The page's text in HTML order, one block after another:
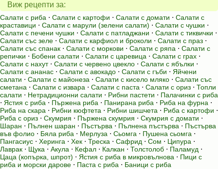
Виж рецепти за:
Салати с риба ⋅ Салати с картофи ⋅ Салати с домати ⋅ Салати с
краставици ⋅ Салати с марули (зелени салати) ⋅ Салати с чушки ⋅
Салати с печени чушки ⋅ Салати с патладжани ⋅ Салати с тиквички ⋅
Салати със зеле ⋅ Салати с карфиол и броколи ⋅ Салати с праз ⋅
Салати със спанак ⋅ Салати с моркови ⋅ Салати с ряпа ⋅ Салати с
репички ⋅ Бобени салати ⋅ Салати с царевица ⋅ Салати с грах ⋅
Салати с нахут⋅ Салати с червено цвекло ⋅ Салати с ябълки ⋅
Салати с ананас ⋅ Салати с авокадо ⋅ Салати с гъби ⋅ Яйчени
салати ⋅ Салати с майонеза ⋅ Салати с кисело мляко ⋅ Салати със
сметана ⋅ Салати с извара ⋅ Салати с паста ⋅ Салати с ориз ⋅ Топли
салати ⋅ Нетрадиционни салати ⋅ Рибни пастети ⋅ Палачинки с риба
⋅ Ястия с риба ⋅ Пържена риба ⋅ Панирана риба ⋅ Риба на фурна ⋅
Риба на скара ⋅ Рибни кюфтета ⋅ Рибни шишчета ⋅ Риба с картофи ⋅
Риба с ориз ⋅ Скумрия ⋅ Пържена скумрия ⋅ Скумрия с домати ⋅
Шаран ⋅ Пълнен шаран ⋅ Пъстърва ⋅ Пълнена пъстърва ⋅ Пъстърва
във фолио ⋅ Бяла риба ⋅ Мерлуза ⋅ Сьомга ⋅ Пушена сьомга ⋅
Пангасиус ⋅ Херинга ⋅ Хек ⋅ Треска ⋅ Сафрид ⋅ Сом ⋅ Ципура ⋅
Лаврак ⋅ Щука ⋅ Акула ⋅ Кефал ⋅ Калкан ⋅ Толстолоб ⋅ Паламуд ⋅
Цаца (копърка, шпрот) ⋅ Ястия с риба в микровълнова ⋅ Пици с
риба и морски дарове ⋅ Паста с риба ⋅ Баници с риба